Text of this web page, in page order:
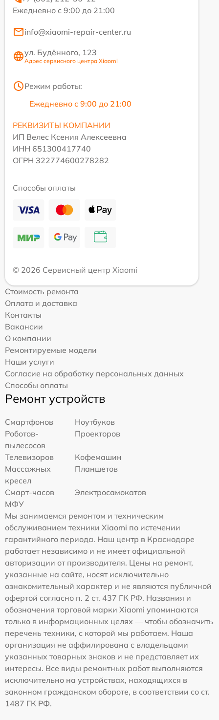
Ежедневно с 9:00 до 21:00
info@xiaomi-repair-center.ru
ул. Будённого, 123
Адрес сервисного центра Xiaomi
Режим работы:
Ежедневно с 9:00 до 21:00
РЕКВИЗИТЫ КОМПАНИИ
ИП Велес Ксения Алексеевна
ИНН 651300417740
ОГРН 322774600278282
Способы оплаты
© 2026 Сервисный центр Xiaomi
Стоимость ремонта
Оплата и доставка
Контакты
Вакансии
О компании
Ремонтируемые модели
Наши услуги
Согласие на обработку персональных данных
Способы оплаты
Ремонт устройств
Смартфонов
Ноутбуков
Роботов-
пылесосов
Проекторов
Телевизоров
Кофемашин
Массажных
кресел
Планшетов
Смарт-часов
Электросамокатов
МФУ
Мы занимаемся ремонтом и техническим
обслуживанием техники Xiaomi по истечении
гарантийного периода. Наш центр в Краснодаре
работает независимо и не имеет официальной
авторизации от производителя. Цены на ремонт,
указанные на сайте, носят исключительно
ознакомительный характер и не являются публичной
офертой согласно п. 2 ст. 437 ГК РФ. Названия и
обозначения торговой марки Xiaomi упоминаются
только в информационных целях — чтобы обозначить
перечень техники, с которой мы работаем. Наша
организация не аффилирована с владельцами
указанных товарных знаков и не представляет их
интересы. Все виды ремонтных работ выполняются
исключительно на устройствах, находящихся в
законном гражданском обороте, в соответствии со ст.
1487 ГК РФ.